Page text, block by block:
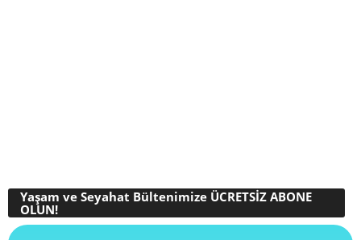
Yaşam ve Seyahat Bültenimize ÜCRETSİZ ABONE
OLUN!